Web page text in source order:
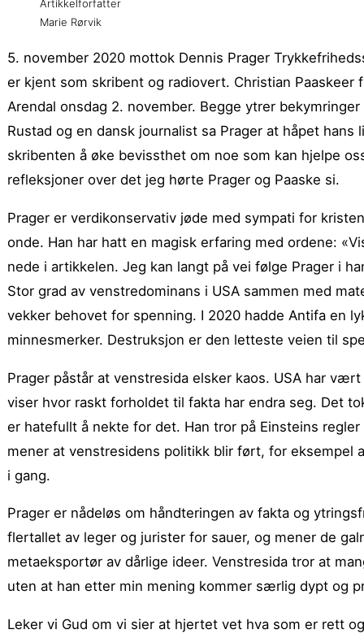
Artikkelforfatter
Marie Rørvik
5. november 2020 mottok Dennis Prager
er kjent som skribent og radiovert. Christian
Arendal onsdag 2. november. Begge ytrer
Rustad og en dansk journalist sa Prager at håpet
skribenten å øke bevissthet om noe som kan hjelpe
refleksjoner over det jeg hørte Prager og Paaske si.
Prager er verdikonservativ jøde med sympati for
onde. Han har hatt en magisk erfaring med ordene:
nede i artikkelen. Jeg kan langt på vei følge Prager i
Stor grad av venstredominans i USA sammen med
vekker behovet for spenning. I 2020 hadde Antifa en
minnesmerker. Destruksjon er den letteste veien til
Prager påstår at venstresida elsker kaos. USA har
viser hvor raskt forholdet til fakta har endra seg. Det
er hatefullt å nekte for det. Han tror på Einsteins
mener at venstresidens politikk blir ført, for eksempel
i gang.
Prager er nådeløs om håndteringen av fakta og
flertallet av leger og jurister for sauer, og mener de
metaeksportør av dårlige ideer. Venstresida tror at
uten at han etter min mening kommer særlig dypt og
Leker vi Gud om vi sier at hjertet vet hva som er rett